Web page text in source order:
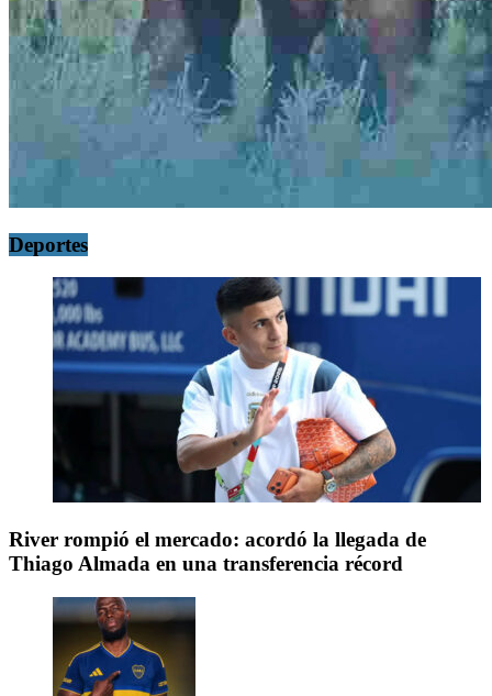
Deportes
River rompió el mercado: acordó la llegada de
Thiago Almada en una transferencia récord